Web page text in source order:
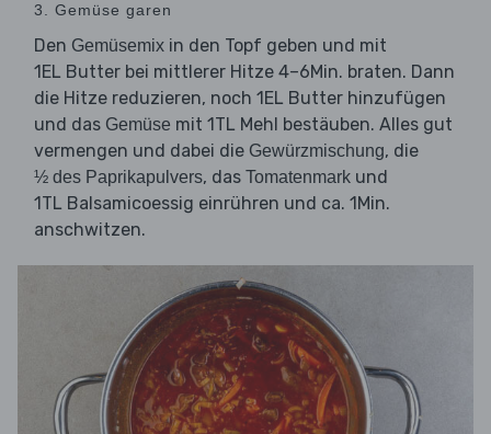
3. Gemüse garen
Den Gemüsemix in den Topf geben und mit
1EL Butter bei mittlerer Hitze 4–6Min. braten. Dann
die Hitze reduzieren, noch 1EL Butter hinzufügen
und das Gemüse mit 1TL Mehl bestäuben. Alles gut
vermengen und dabei die Gewürzmischung, die
½ des Paprikapulvers, das Tomatenmark und
1TL Balsamicoessig einrühren und ca. 1Min.
anschwitzen.